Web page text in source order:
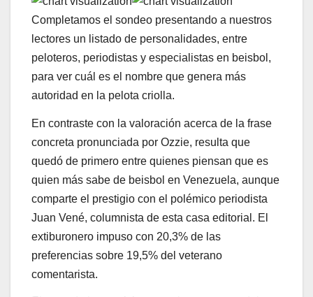
Completamos el sondeo presentando a nuestros
lectores un listado de personalidades, entre
peloteros, periodistas y especialistas en beisbol,
para ver cuál es el nombre que genera más
autoridad en la pelota criolla.
En contraste con la valoración acerca de la frase
concreta pronunciada por Ozzie, resulta que
quedó de primero entre quienes piensan que es
quien más sabe de beisbol en Venezuela, aunque
comparte el prestigio con el polémico periodista
Juan Vené, columnista de esta casa editorial. El
extiburonero impuso con 20,3% de las
preferencias sobre 19,5% del veterano
comentarista.